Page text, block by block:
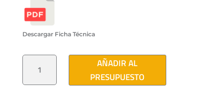
Descargar Ficha Técnica
TAPON
600A
AÑADIR AL
PRESUPUESTO